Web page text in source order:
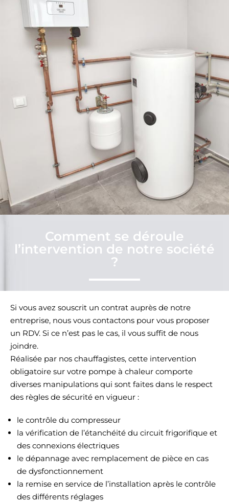
sécurité pour vous, pour votre logement. De même,
faire entretenir votre PAC vous permet d’optimiser sa
durée de vie, son efficacité et ses performances. Cela
vous garantit aussi de profiter durablement d’un
confort thermique adapté à vos besoins. Néanmoins,
cet entretien obligatoire, qu’il fasse ou non l’objet d’un
contrat, ne vous empêche pas de nettoyer vous-même
certains éléments de votre pompe à chaleur, telles les
sorties d’air des unités intérieures. Cela facilite
d’ailleurs le travail de nos chauffagistes et permet une
bonne circulation de l’air.
Comment se déroule
l’intervention de notre société
?
Si vous avez souscrit un contrat auprès de notre
entreprise, nous vous contactons pour vous proposer
un RDV. Si ce n’est pas le cas, il vous suffit de nous
joindre.
Réalisée par nos chauffagistes, cette intervention
obligatoire sur votre pompe à chaleur comporte
diverses manipulations qui sont faites dans le respect
des règles de sécurité en vigueur :
le contrôle du compresseur
la vérification de l’étanchéité du circuit frigorifique et
des connexions électriques
le dépannage avec remplacement de pièce en cas
de dysfonctionnement
la remise en service de l’installation après le contrôle
des différents réglages